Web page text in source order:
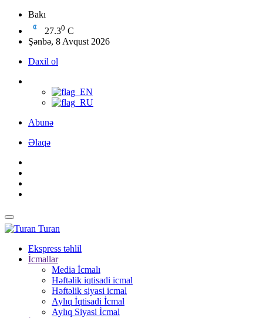
Bakı
27.30 C
Şənbə, 8 Avqust 2026
Daxil ol
Abunə
Əlaqə
Turan
Ekspress təhlil
İcmallar
Media İcmalı
Həftəlik iqtisadi icmal
Həftəlik siyasi icmal
Aylıq İqtisadi İcmal
Aylıq Siyasi İcmal